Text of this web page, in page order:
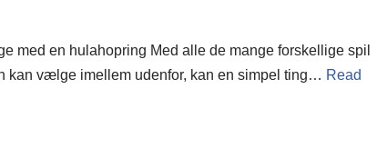
med en hulahopring Med alle de mange forskellige spil
kan vælge imellem udenfor, kan en simpel ting… Read